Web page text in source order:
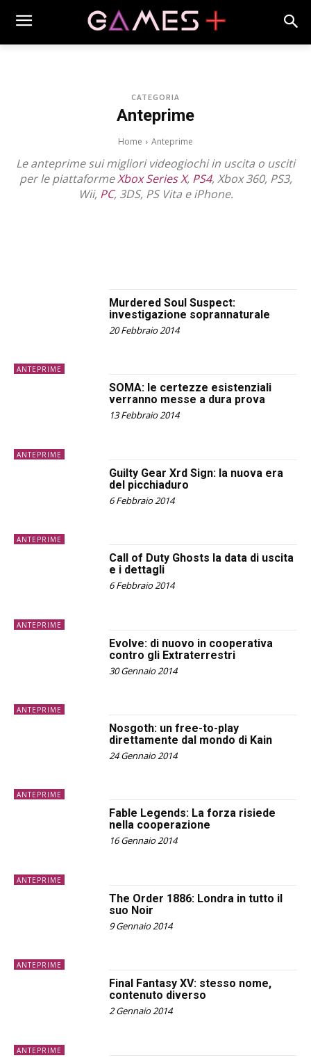
CATEGORIA
Anteprime
Home Anteprime
Le anteprime sui migliori videogiochi in uscita o usciti
per le piattaformeXbox Series X, PS4, Xbox 360, PS3,
Wii, PC, 3DS, PS Vita e iPhone.
ANTEPRIME
Murdered Soul Suspect:
investigazione soprannaturale
20 Febbraio 2014
ANTEPRIME
SOMA: le certezze esistenziali
verranno messe a dura prova
13 Febbraio 2014
ANTEPRIME
Guilty Gear Xrd Sign: la nuova era
del picchiaduro
6 Febbraio 2014
ANTEPRIME
Call of Duty Ghosts la data di uscita
e i dettagli
6 Febbraio 2014
ANTEPRIME
Evolve: di nuovo in cooperativa
contro gli Extraterrestri
30 Gennaio 2014
ANTEPRIME
Nosgoth: un free-to-play
direttamente dal mondo di Kain
24 Gennaio 2014
ANTEPRIME
Fable Legends: La forza risiede
nella cooperazione
16 Gennaio 2014
ANTEPRIME
The Order 1886: Londra in tutto il
suo Noir
9 Gennaio 2014
ANTEPRIME
Final Fantasy XV: stesso nome,
contenuto diverso
2 Gennaio 2014